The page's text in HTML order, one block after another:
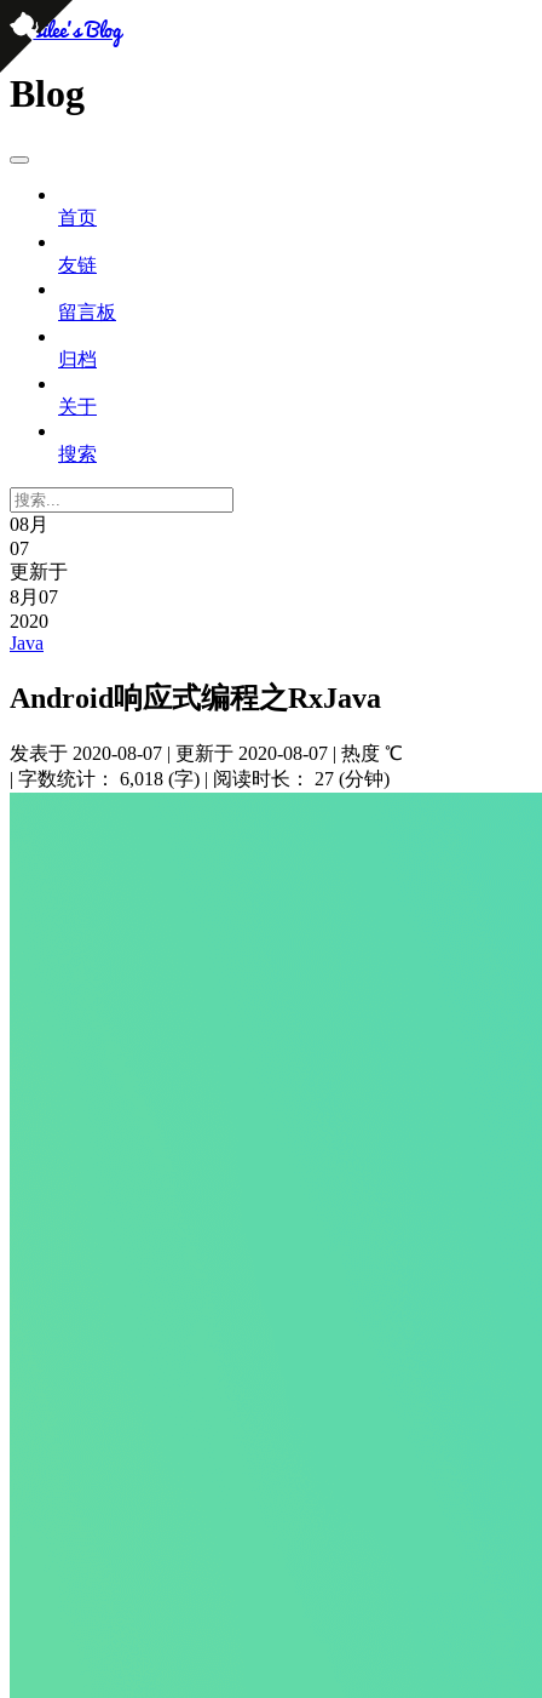
persilee's Blog
Blog
首页
友链
留言板
归档
关于
搜索
08月
07
更新于
8月07
2020
Java
Android响应式编程之RxJava
发表于 2020-08-07 | 更新于 2020-08-07 | 热度 ℃
| 字数统计： 6,018 (字) | 阅读时长： 27 (分钟)